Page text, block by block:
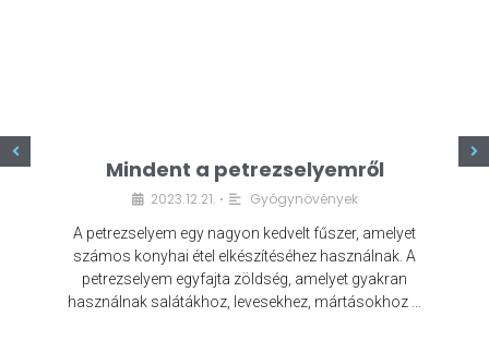
Mindent a petrezselyemről
2023.12.21. • Gyógynövények
A petrezselyem egy nagyon kedvelt fűszer, amelyet
számos konyhai étel elkészítéséhez használnak. A
petrezselyem egyfajta zöldség, amelyet gyakran
használnak salátákhoz, levesekhez, mártásokhoz …